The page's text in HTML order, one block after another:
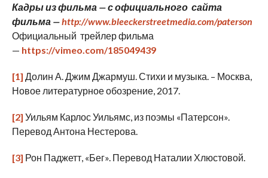
Кадры из фильма — с официального сайта
фильма —http://www.bleeckerstreetmedia.com/paterson
Официальный трейлер фильма
— https://vimeo.com/185049439
[1] Долин А. Джим Джармуш. Стихи и музыка. – Москва,
Новое литературное обозрение, 2017.
[2] Уильям Карлос Уильямс, из поэмы «Патерсон».
Перевод Антона Нестерова.
[3] Рон Паджетт, «Бег». Перевод Наталии Хлюстовой.